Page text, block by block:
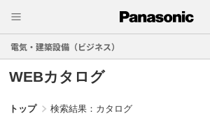
電気・建築設備（ビジネス）
WEBカタログ
トップ 検索結果：カタログ